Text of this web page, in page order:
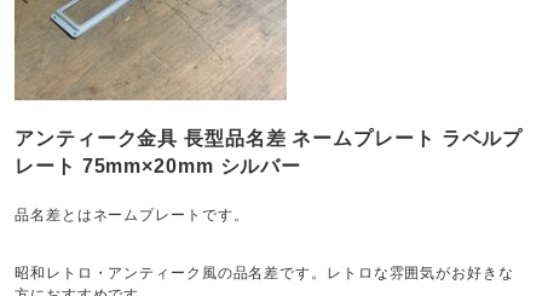
アンティーク金具 長型品名差 ネームプレート ラベルプ
レート 75mm×20mm シルバー
品名差とはネームプレートです。
昭和レトロ・アンティーク風の品名差です。レトロな雰囲気がお好きな